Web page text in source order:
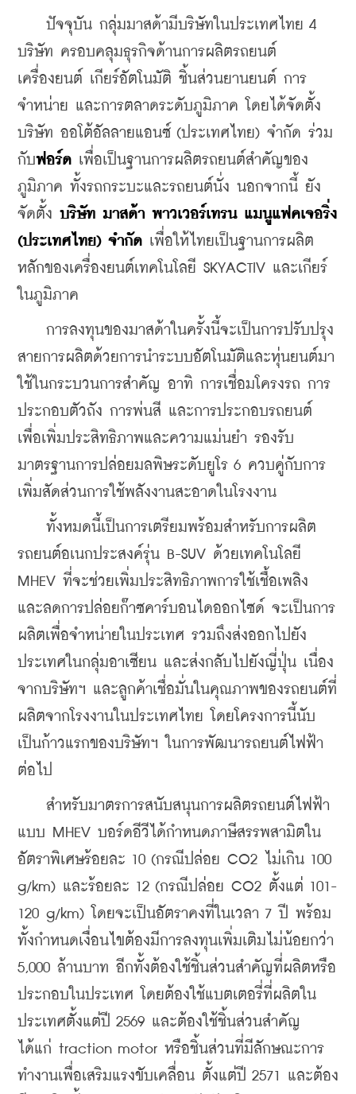
ปัจจุบัน กลุ่มมาสด้ามีบริษัทในประเทศไทย 4
บริษัท ครอบคลุมธุรกิจด้านการผลิตรถยนต์
เครื่องยนต์ เกียร์อัตโนมัติ ชิ้นส่วนยานยนต์ การ
จำหน่าย และการตลาดระดับภูมิภาค โดยได้จัดตั้ง
บริษัท ออโต้อัลลายแอนซ์ (ประเทศไทย) จำกัด ร่วม
กับฟอร์ด เพื่อเป็นฐานการผลิตรถยนต์สำคัญของ
ภูมิภาค ทั้งรถกระบะและรถยนต์นั่ง นอกจากนี้ ยัง
จัดตั้ง บริษัท มาสด้า พาวเวอร์เทรน แมนูแฟคเจอริ่ง
(ประเทศไทย) จำกัด เพื่อให้ไทยเป็นฐานการผลิต
หลักของเครื่องยนต์เทคโนโลยี SKYACTIV และเกียร์
ในภูมิภาค
การลงทุนของมาสด้าในครั้งนี้จะเป็นการปรับปรุง
สายการผลิตด้วยการนำระบบอัตโนมัติและหุ่นยนต์มา
ใช้ในกระบวนการสำคัญ อาทิ การเชื่อมโครงรถ การ
ประกอบตัวถัง การพ่นสี และการประกอบรถยนต์
เพื่อเพิ่มประสิทธิภาพและความแม่นยำ รองรับ
มาตรฐานการปล่อยมลพิษระดับยูโร 6 ควบคู่กับการ
เพิ่มสัดส่วนการใช้พลังงานสะอาดในโรงงาน
ทั้งหมดนี้เป็นการเตรียมพร้อมสำหรับการผลิต
รถยนต์อเนกประสงค์รุ่น B-SUV ด้วยเทคโนโลยี
MHEV ที่จะช่วยเพิ่มประสิทธิภาพการใช้เชื้อเพลิง
และลดการปล่อยก๊าซคาร์บอนไดออกไซด์ จะเป็นการ
ผลิตเพื่อจำหน่ายในประเทศ รวมถึงส่งออกไปยัง
ประเทศในกลุ่มอาเซียน และส่งกลับไปยังญี่ปุ่น เนื่อง
จากบริษัทฯ และลูกค้าเชื่อมั่นในคุณภาพของรถยนต์ที่
ผลิตจากโรงงานในประเทศไทย โดยโครงการนี้นับ
เป็นก้าวแรกของบริษัทฯ ในการพัฒนารถยนต์ไฟฟ้า
ต่อไป
สำหรับมาตรการสนับสนุนการผลิตรถยนต์ไฟฟ้า
แบบ MHEV บอร์ดอีวีได้กำหนดภาษีสรรพสามิตใน
อัตราพิเศษร้อยละ 10 (กรณีปล่อย CO2 ไม่เกิน 100
g/km) และร้อยละ 12 (กรณีปล่อย CO2 ตั้งแต่ 101-
120 g/km) โดยจะเป็นอัตราคงที่ในเวลา 7 ปี พร้อม
ทั้งกำหนดเงื่อนไขต้องมีการลงทุนเพิ่มเติมไม่น้อยกว่า
5,000 ล้านบาท อีกทั้งต้องใช้ชิ้นส่วนสำคัญที่ผลิตหรือ
ประกอบในประเทศ โดยต้องใช้แบตเตอรี่ที่ผลิตใน
ประเทศตั้งแต่ปี 2569 และต้องใช้ชิ้นส่วนสำคัญ
ได้แก่ traction motor หรือชิ้นส่วนที่มีลักษณะการ
ทำงานเพื่อเสริมแรงขับเคลื่อน ตั้งแต่ปี 2571 และต้อง